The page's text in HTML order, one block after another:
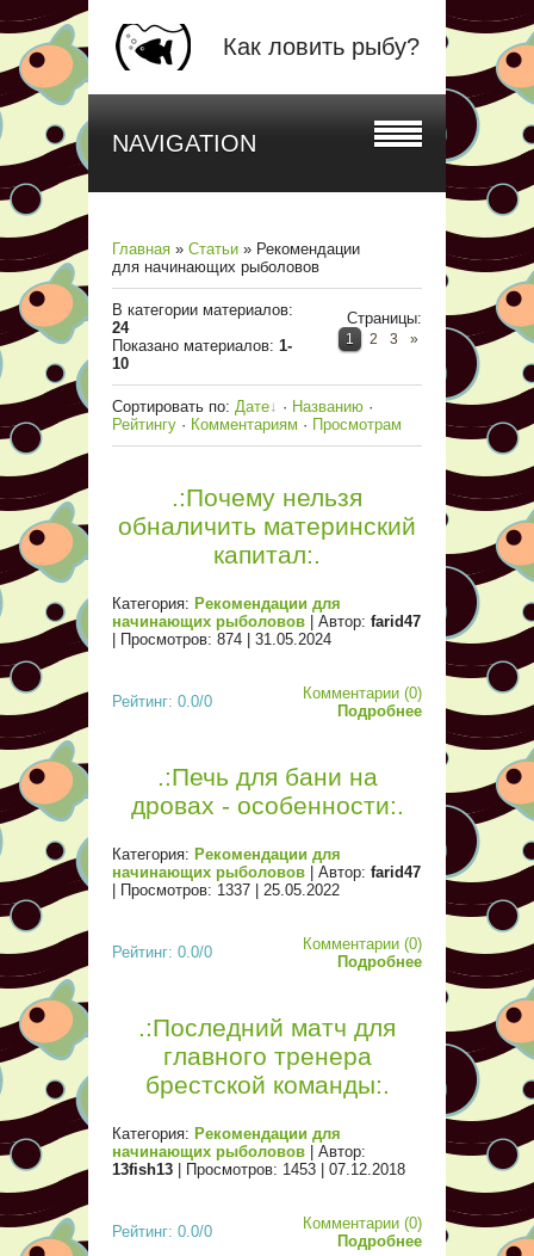
Как ловить рыбу?
NAVIGATION
Главная » Статьи » Рекомендации
для начинающих рыболовов
В категории материалов:
24
Показано материалов: 1-
10
Страницы:
1 2 3 »
Сортировать по: Дате · Названию ·
Рейтингу · Комментариям · Просмотрам
.:Почему нельзя
обналичить материнский
капитал:.
Категория: Рекомендации для
начинающих рыболовов | Автор: farid47
| Просмотров: 874 | 31.05.2024
Рейтинг: 0.0/0
Комментарии (0)
Подробнее
.:Печь для бани на
дровах - особенности:.
Категория: Рекомендации для
начинающих рыболовов | Автор: farid47
| Просмотров: 1337 | 25.05.2022
Рейтинг: 0.0/0
Комментарии (0)
Подробнее
.:Последний матч для
главного тренера
брестской команды:.
Категория: Рекомендации для
начинающих рыболовов | Автор:
13fish13 | Просмотров: 1453 | 07.12.2018
Рейтинг: 0.0/0
Комментарии (0)
Подробнее